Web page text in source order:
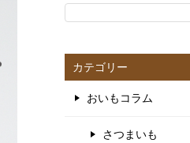
カテゴリー
おいもコラム
さつまいも